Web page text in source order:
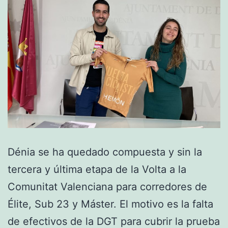
Dénia se ha quedado compuesta y sin la
tercera y última etapa de la Volta a la
Comunitat Valenciana para corredores de
Élite, Sub 23 y Máster. El motivo es la falta
de efectivos de la DGT para cubrir la prueba